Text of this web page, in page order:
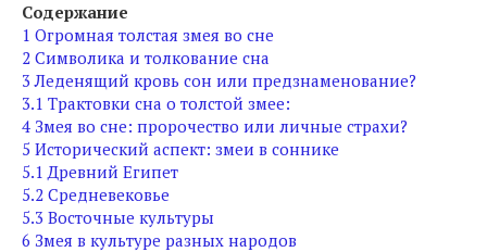
Содержание
1 Огромная толстая змея во сне
2 Символика и толкование сна
3 Леденящий кровь сон или предзнаменование?
3.1 Трактовки сна о толстой змее:
4 Змея во сне: пророчество или личные страхи?
5 Исторический аспект: змеи в соннике
5.1 Древний Египет
5.2 Средневековье
5.3 Восточные культуры
6 Змея в культуре разных народов